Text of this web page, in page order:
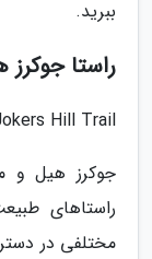
ببرید.
راستا جوکرز
Hill Trail
جوکرز هیل و
راستاهای
مختلفی در